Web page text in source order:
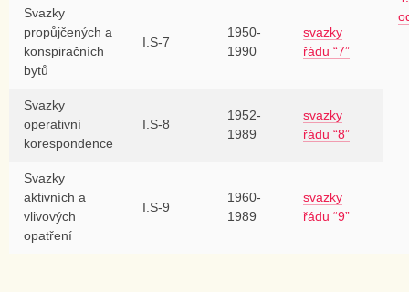
Svazky
propůjčených a
konspiračních
bytů
I.S-7
1950-
1990
svazky
řádu “7”
Svazky
operativní
korespondence
I.S-8
1952-
1989
svazky
řádu “8”
Svazky
aktivních a
vlivových
opatření
I.S-9
1960-
1989
svazky
řádu “9”